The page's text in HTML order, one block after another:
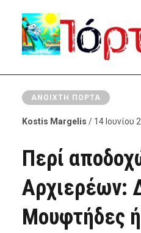
ΑΝΟΙΧΤΉ ΠΌΡΤΑ
Kostis Margelis / 14 Ιουνίου
Περί
Αρχιερέων:
Μουφτήδες